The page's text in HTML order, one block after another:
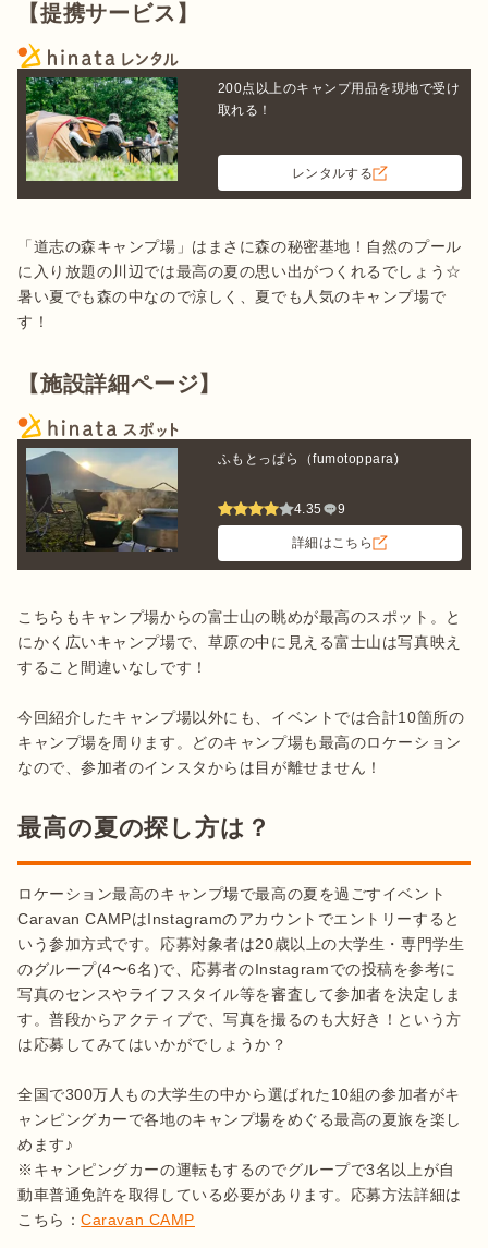
【提携サービス】
200点以上のキャンプ用品を現地で受け
取れる！
レンタルする
「道志の森キャンプ場」はまさに森の秘密基地！自然のプール
に入り放題の川辺では最高の夏の思い出がつくれるでしょう☆
暑い夏でも森の中なので涼しく、夏でも人気のキャンプ場で
す！
【施設詳細ページ】
ふもとっぱら（fumotoppara)
4.35 9
詳細はこちら
こちらもキャンプ場からの富士山の眺めが最高のスポット。と
にかく広いキャンプ場で、草原の中に見える富士山は写真映え
すること間違いなしです！
今回紹介したキャンプ場以外にも、イベントでは合計10箇所の
キャンプ場を周ります。どのキャンプ場も最高のロケーション
なので、参加者のインスタからは目が離せません！
最高の夏の探し方は？
ロケーション最高のキャンプ場で最高の夏を過ごすイベント
Caravan CAMPはInstagramのアカウントでエントリーすると
いう参加方式です。応募対象者は20歳以上の大学生・専門学生
のグループ(4〜6名)で、応募者のInstagramでの投稿を参考に
写真のセンスやライフスタイル等を審査して参加者を決定しま
す。普段からアクティブで、写真を撮るのも大好き！という方
は応募してみてはいかがでしょうか？
全国で300万人もの大学生の中から選ばれた10組の参加者がキ
ャンピングカーで各地のキャンプ場をめぐる最高の夏旅を楽し
めます♪
※キャンピングカーの運転もするのでグループで3名以上が自
動車普通免許を取得している必要があります。応募方法詳細は
こちら：Caravan CAMP